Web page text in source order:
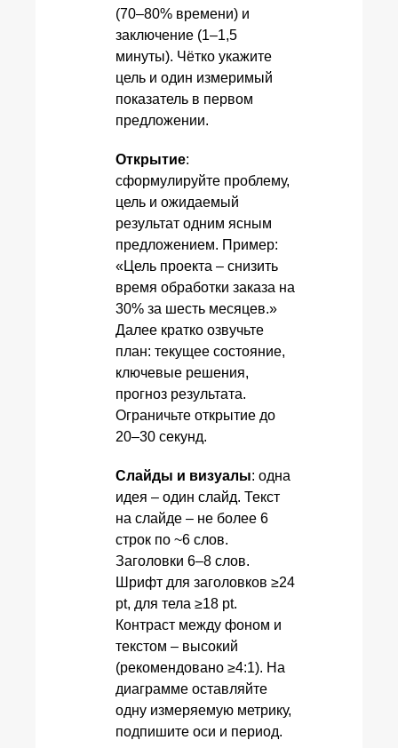
(70–80% времени) и
заключение (1–1,5
минуты). Чётко укажите
цель и один измеримый
показатель в первом
предложении.
Открытие:
сформулируйте проблему,
цель и ожидаемый
результат одним ясным
предложением. Пример:
«Цель проекта – снизить
время обработки заказа на
30% за шесть месяцев.»
Далее кратко озвучьте
план: текущее состояние,
ключевые решения,
прогноз результата.
Ограничьте открытие до
20–30 секунд.
Слайды и визуалы: одна
идея – один слайд. Текст
на слайде – не более 6
строк по ~6 слов.
Заголовки 6–8 слов.
Шрифт для заголовков ≥24
pt, для тела ≥18 pt.
Контраст между фоном и
текстом – высокий
(рекомендовано ≥4:1). На
диаграмме оставляйте
одну измеряемую метрику,
подпишите оси и период.